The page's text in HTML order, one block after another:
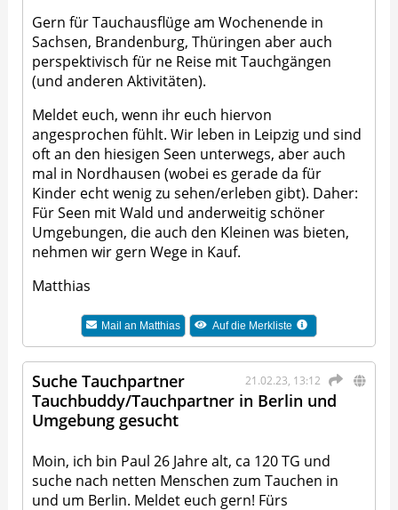
Gern für Tauchausflüge am Wochenende in
Sachsen, Brandenburg, Thüringen aber auch
perspektivisch für ne Reise mit Tauchgängen
(und anderen Aktivitäten).
Meldet euch, wenn ihr euch hiervon
angesprochen fühlt. Wir leben in Leipzig und sind
oft an den hiesigen Seen unterwegs, aber auch
mal in Nordhausen (wobei es gerade da für
Kinder echt wenig zu sehen/erleben gibt). Daher:
Für Seen mit Wald und anderweitig schöner
Umgebungen, die auch den Kleinen was bieten,
nehmen wir gern Wege in Kauf.
Matthias
Mail an Matthias Auf die Merkliste
21.02.23, 13:12
Suche Tauchpartner
Tauchbuddy/Tauchpartner in Berlin und
Umgebung gesucht
Moin, ich bin Paul 26 Jahre alt, ca 120 TG und
suche nach netten Menschen zum Tauchen in
und um Berlin. Meldet euch gern! Fürs